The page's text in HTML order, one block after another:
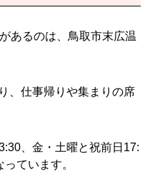
あるのは、鳥取市末広温
、仕事帰りや集まりの席
、金・土曜と祝前日17:
ています。